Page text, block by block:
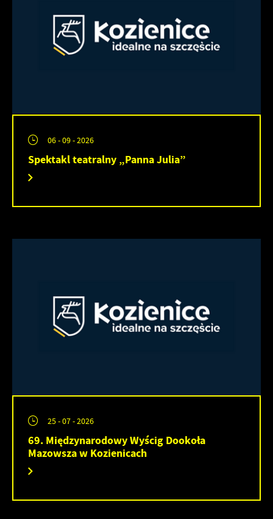
06 - 09 - 2026
Spektakl teatralny „Panna Julia”
25 - 07 - 2026
69. Międzynarodowy Wyścig Dookoła
Mazowsza w Kozienicach